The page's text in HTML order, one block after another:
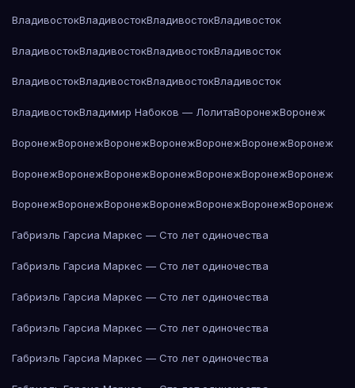
ВладивостокВладивостокВладивостокВладивосток
ВладивостокВладивостокВладивостокВладивосток
ВладивостокВладивостокВладивостокВладивосток
ВладивостокВладимир Набоков — ЛолитаВоронежВоронеж
ВоронежВоронежВоронежВоронежВоронежВоронежВоронеж
ВоронежВоронежВоронежВоронежВоронежВоронежВоронеж
ВоронежВоронежВоронежВоронежВоронежВоронежВоронеж
Габриэль Гарсиа Маркес — Сто лет одиночества
Габриэль Гарсиа Маркес — Сто лет одиночества
Габриэль Гарсиа Маркес — Сто лет одиночества
Габриэль Гарсиа Маркес — Сто лет одиночества
Габриэль Гарсиа Маркес — Сто лет одиночества